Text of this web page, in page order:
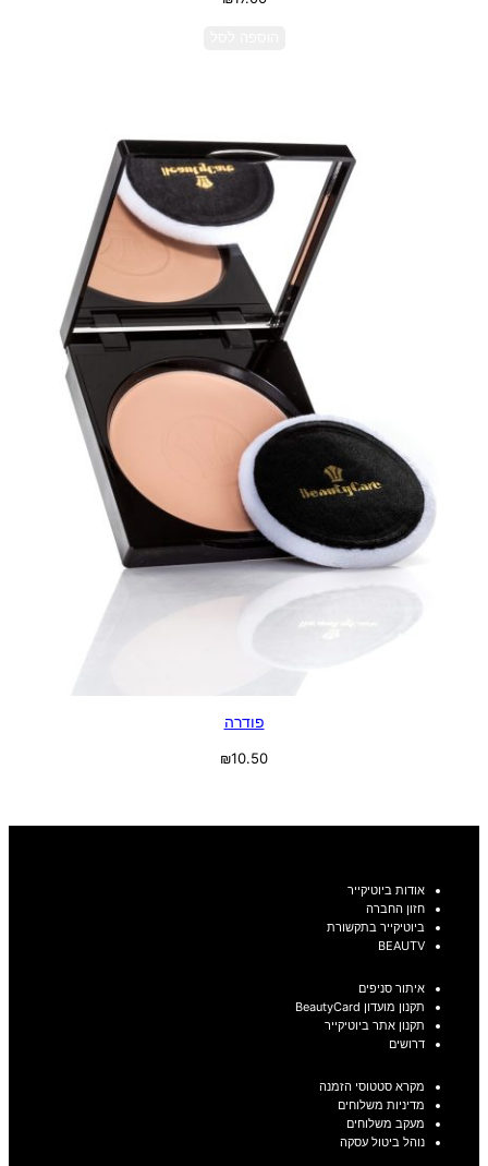
פודרה
₪10.50
אודות ביוטיקייר
חזון החברה
ביוטיקייר בתקשורת
BEAUTV
איתור סניפים
תקנון מועדון BeautyCard
תקנון אתר ביוטיקייר
דרושים
מקרא סטטוסי הזמנה
מדיניות משלוחים
מעקב משלוחים
נוהל ביטול עסקה